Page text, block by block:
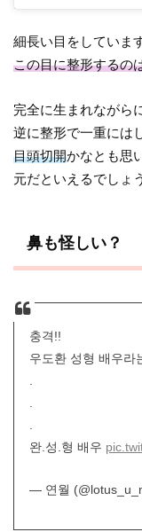
細長い目をしていま
この目に整形するの
完全に生まれながら
逆に整形で一重には
目頭切開かなとも思
元だといえるでしょ
鼻も怪しい？
충격!!
우도환 성형 배우라
완.성.형 배우
— 연월